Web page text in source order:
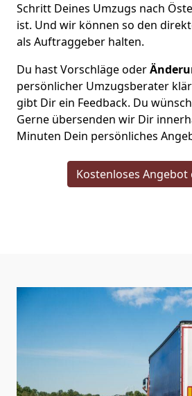
Schritt Deines Umzugs nach
ist. Und wir können so den
als Auftraggeber halten.
Du hast Vorschläge oder
persönlicher Umzugsberater
gibt Dir ein Feedback. Du
Gerne übersenden wir Dir
Minuten Dein persönliches
Kostenloses Angebot